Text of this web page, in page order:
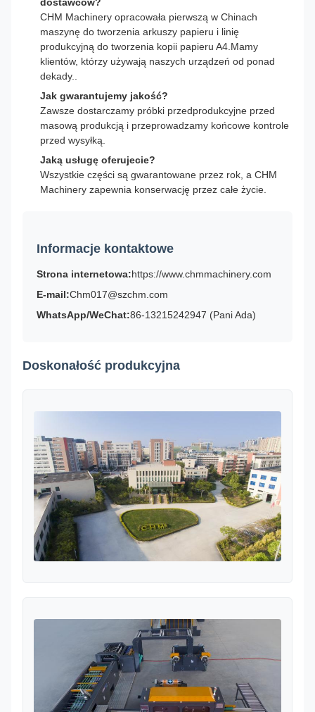
CHM Machinery opracowała pierwszą w Chinach
maszynę do tworzenia arkuszy papieru i linię
produkcyjną do tworzenia kopii papieru A4.Mamy
klientów, którzy używają naszych urządzeń od ponad
dekady..
Jak gwarantujemy jakość?
Zawsze dostarczamy próbki przedprodukcyjne przed
masową produkcją i przeprowadzamy końcowe kontrole
przed wysyłką.
Jaką usługę oferujecie?
Wszystkie części są gwarantowane przez rok, a CHM
Machinery zapewnia konserwację przez całe życie.
Informacje kontaktowe
Strona internetowa:https://www.chmmachinery.com
E-mail:Chm017@szchm.com
WhatsApp/WeChat:86-13215242947 (Pani Ada)
Doskonałość produkcyjna